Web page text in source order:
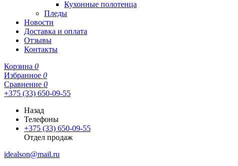
Кухонные полотенца
Пледы
Новости
Доставка и оплата
Отзывы
Контакты
Корзина 0
Избранное 0
Сравнение 0
+375 (33) 650-09-55
Назад
Телефоны
+375 (33) 650-09-55
Отдел продаж
idealson@mail.ru